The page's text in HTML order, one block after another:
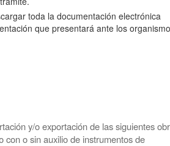
toda la documentación electrónica
que presentará ante los
y/o exportación de las siguientes
con o sin auxilio de instrumentos de